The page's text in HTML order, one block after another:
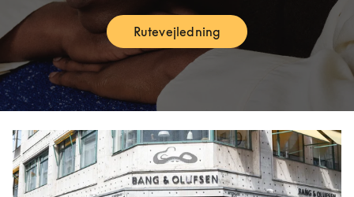
RutevejledningLink Opens in New Tab